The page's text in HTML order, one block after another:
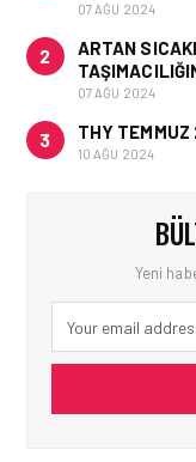
07 AĞU 2024
2
ARTAN
07 AĞU 2024
3 THY
10 AĞU 2024
Yeni